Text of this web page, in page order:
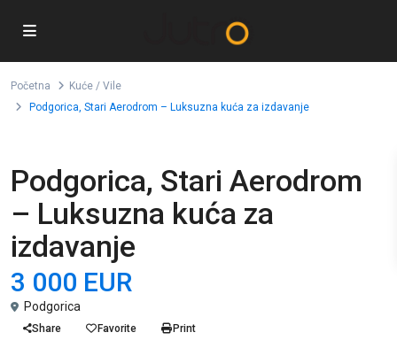
Početna
Kuće / Vile
Podgorica, Stari Aerodrom – Luksuzna kuća za izdavanje
Podgorica, Stari Aerodrom
– Luksuzna kuća za
izdavanje
3 000 EUR
Podgorica
Share Favorite Print